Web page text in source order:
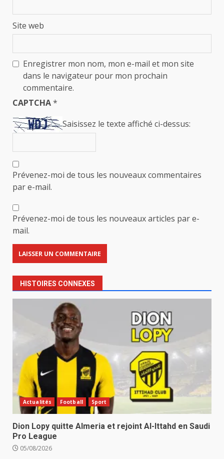
Site web
Enregistrer mon nom, mon e-mail et mon site
dans le navigateur pour mon prochain
commentaire.
CAPTCHA*
Saisissez le texte affiché ci-dessus:
Prévenez-moi de tous les nouveaux commentaires
par e-mail.
Prévenez-moi de tous les nouveaux articles par e-
mail.
HISTOIRES CONNEXES
Actualités Football Sport
Dion Lopy quitte Almeria et rejoint Al-Ittahd en Saudi
Pro League
05/08/2026